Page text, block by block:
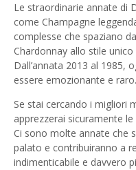
Le straordinarie annate di
come Champagne
complesse che spaziano
Chardonnay allo stile
Dall’annata 2013 al 1985,
essere emozionante e raro.
Se stai cercando i migliori
apprezzerai sicuramente
Ci sono molte annate che
palato e contribuiranno a
indimenticabile e davvero